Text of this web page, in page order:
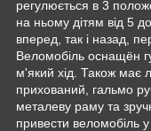
регулюється в 3
на ньому дітям від 5
вперед, так і назад,
Веломобіль оснащён
м'який хід. Також має
прихований, гальмо
металеву раму та
привести веломобіль